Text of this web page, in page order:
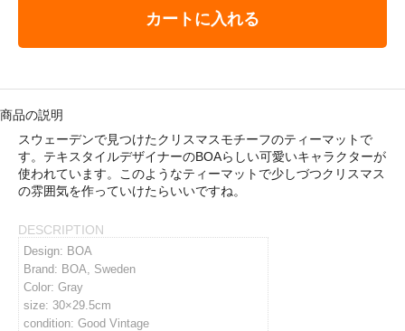
カートに入れる
商品の説明
スウェーデンで見つけたクリスマスモチーフのティーマットで
す。テキスタイルデザイナーのBOAらしい可愛いキャラクターが
使われています。このようなティーマットで少しづつクリスマス
の雰囲気を作っていけたらいいですね。
DESCRIPTION
Design: BOA
Brand: BOA, Sweden
Color: Gray
size: 30×29.5cm
condition: Good Vintage
・配送について
シーポリシー
マガジン